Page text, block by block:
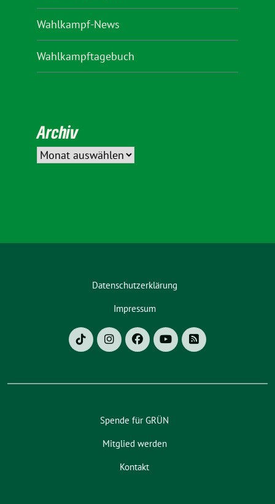
Wahlkampf-News
Wahlkampftagebuch
Archiv
Datenschutzerklärung
Impressum
Spende für GRÜN
Mitglied werden
Kontakt